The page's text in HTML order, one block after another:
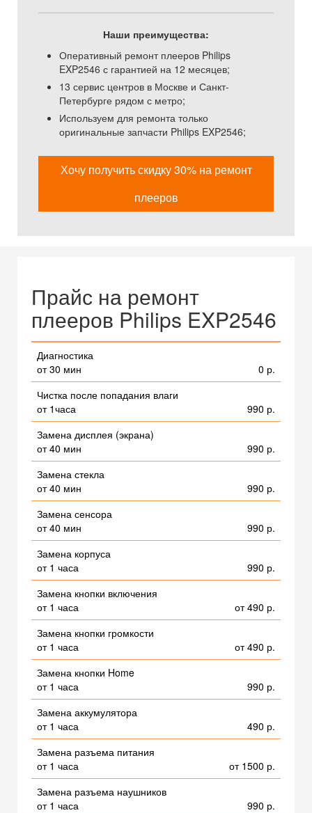
Наши преимущества:
Оперативный ремонт плееров Philips
EXP2546 с гарантией на 12 месяцев;
13 сервис центров в Москве и Санкт-
Петербурге рядом с метро;
Используем для ремонта только
оригинальные запчасти Philips EXP2546;
Хочу получить скидку 30% на ремонт
плееров
Прайс на ремонт
плееров Philips EXP2546
Диагностика
от 30 мин
0 р.
Чистка после попадания влаги
от 1часа
990 р.
Замена дисплея (экрана)
от 40 мин
990 р.
Замена стекла
от 40 мин
990 р.
Замена сенсора
от 40 мин
990 р.
Замена корпуса
от 1 часа
990 р.
Замена кнопки включения
от 1 часа
от 490 р.
Замена кнопки громкости
от 1 часа
от 490 р.
Замена кнопки Home
от 1 часа
990 р.
Замена аккумулятора
от 1 часа
490 р.
Замена разъема питания
от 1 часа
от 1500 р.
Замена разъема наушников
от 1 часа
990 р.